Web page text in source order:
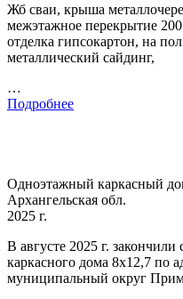
Жб сваи, крыша
межэтажное перекрытие
отделка гипсокартон, на
металлический сайдинг,
…
Подробнее
Одноэтажный каркасный
Архангельская обл.
2025 г.
В августе 2025 г. закончили
каркасного дома 8х12,7 по
муниципальный округ